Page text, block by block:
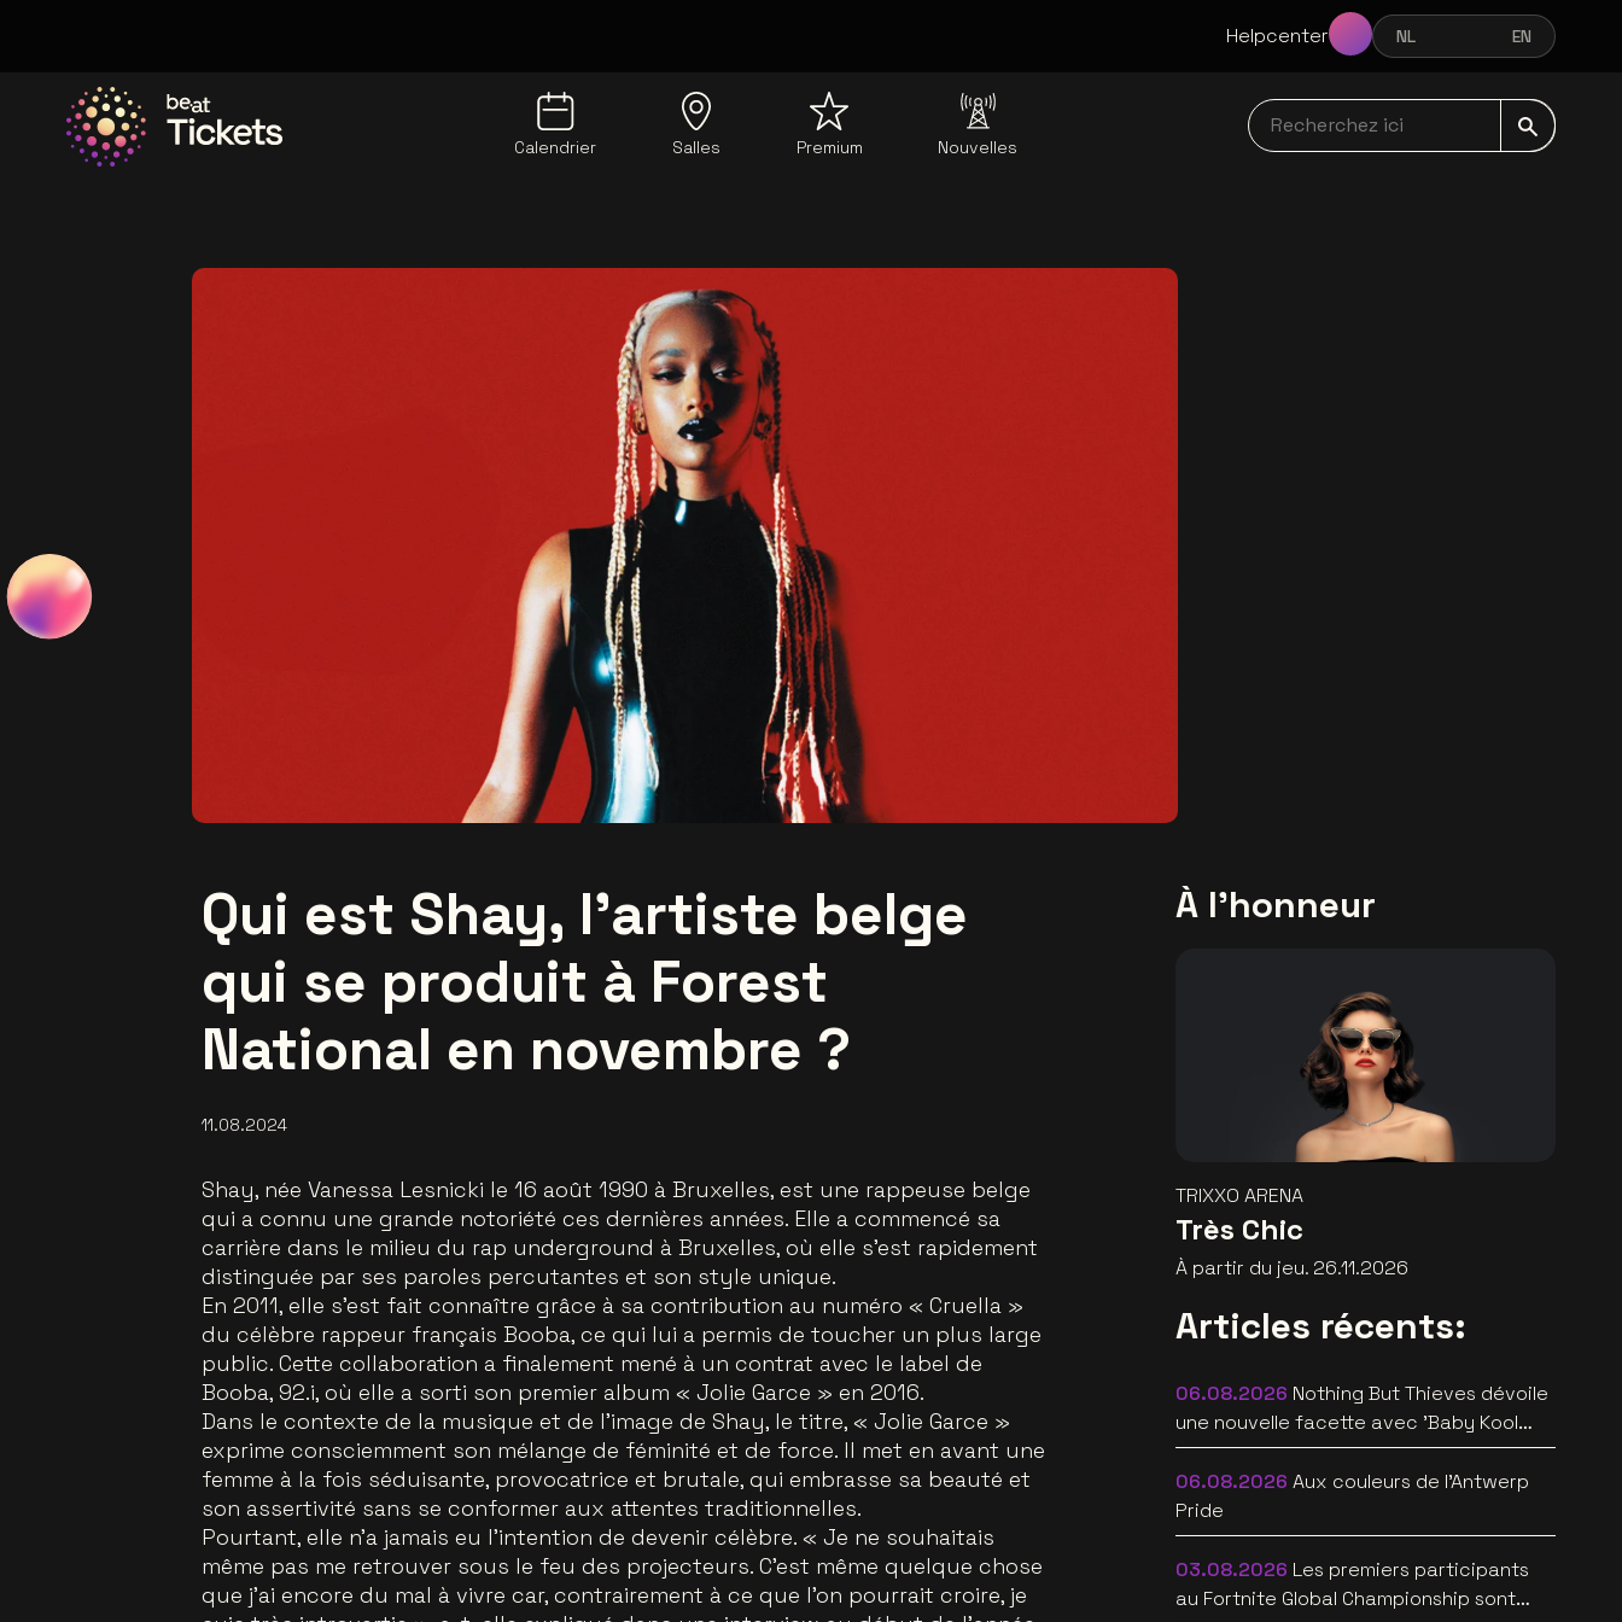
Helpcenter NEDERLANDS
NL FRANÇAISENGLISH
EN
Calendrier Salles Premium Nouvelles
Recherchez ici navbar
Qui est Shay, l’artiste belge
qui se produit à Forest
National en novembre ?
11.08.2024
Shay, née Vanessa Lesnicki le 16 août 1990 à Bruxelles, est une rappeuse belge
qui a connu une grande notoriété ces dernières années. Elle a commencé sa
carrière dans le milieu du rap underground à Bruxelles, où elle s’est rapidement
distinguée par ses paroles percutantes et son style unique.
En 2011, elle s'est fait connaître grâce à sa contribution au numéro « Cruella »
du célèbre rappeur français Booba, ce qui lui a permis de toucher un plus large
public. Cette collaboration a finalement mené à un contrat avec le label de
Booba, 92.i, où elle a sorti son premier album « Jolie Garce » en 2016.
Dans le contexte de la musique et de l’image de Shay, le titre, « Jolie Garce »
exprime consciemment son mélange de féminité et de force. Il met en avant une
femme à la fois séduisante, provocatrice et brutale, qui embrasse sa beauté et
son assertivité sans se conformer aux attentes traditionnelles.
Pourtant, elle n’a jamais eu l’intention de devenir célèbre. « Je ne souhaitais
même pas me retrouver sous le feu des projecteurs. C’est même quelque chose
que j’ai encore du mal à vivre car, contrairement à ce que l’on pourrait croire, je
À l'honneur
TRIXXO ARENA
Très Chic
À partir du jeu. 26.11.2026
Articles récents:
06.08.2026 Nothing But Thieves dévoile
une nouvelle facette avec 'Baby Kool
(Evelyn)' [video]
06.08.2026 Aux couleurs de l'Antwerp
Pride
03.08.2026 Les premiers participants
au Fortnite Global Championship sont